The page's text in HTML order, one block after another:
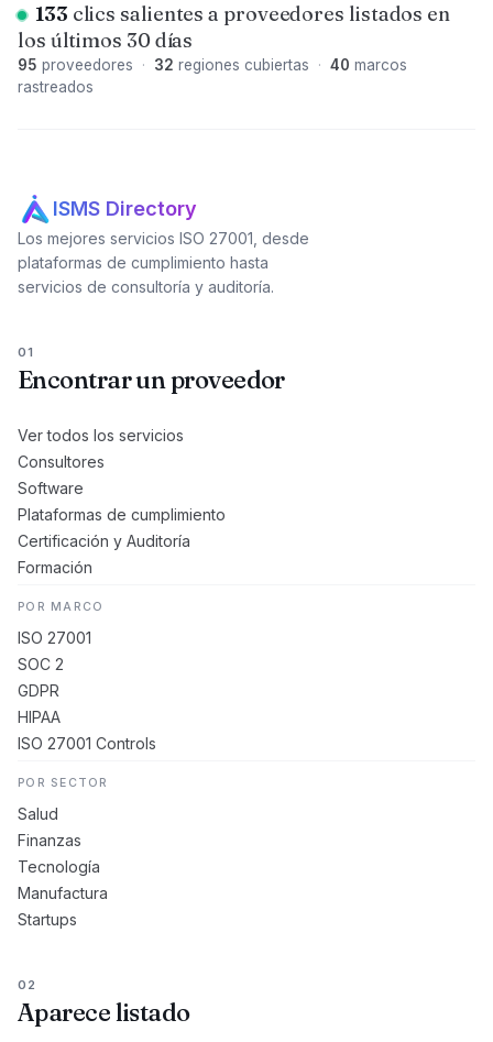
133 clics salientes a proveedores listados en
los últimos 30 días
95 proveedores · 32 regiones cubiertas · 40 marcos
rastreados
ISMS Directory
Los mejores servicios ISO 27001, desde
plataformas de cumplimiento hasta
servicios de consultoría y auditoría.
01
Encontrar un proveedor
Ver todos los servicios
Consultores
Software
Plataformas de cumplimiento
Certificación y Auditoría
Formación
POR MARCO
ISO 27001
SOC 2
GDPR
HIPAA
ISO 27001 Controls
POR SECTOR
Salud
Finanzas
Tecnología
Manufactura
Startups
02
Aparece listado